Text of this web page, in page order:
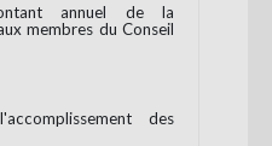
annuel de la
membres du Conseil
des